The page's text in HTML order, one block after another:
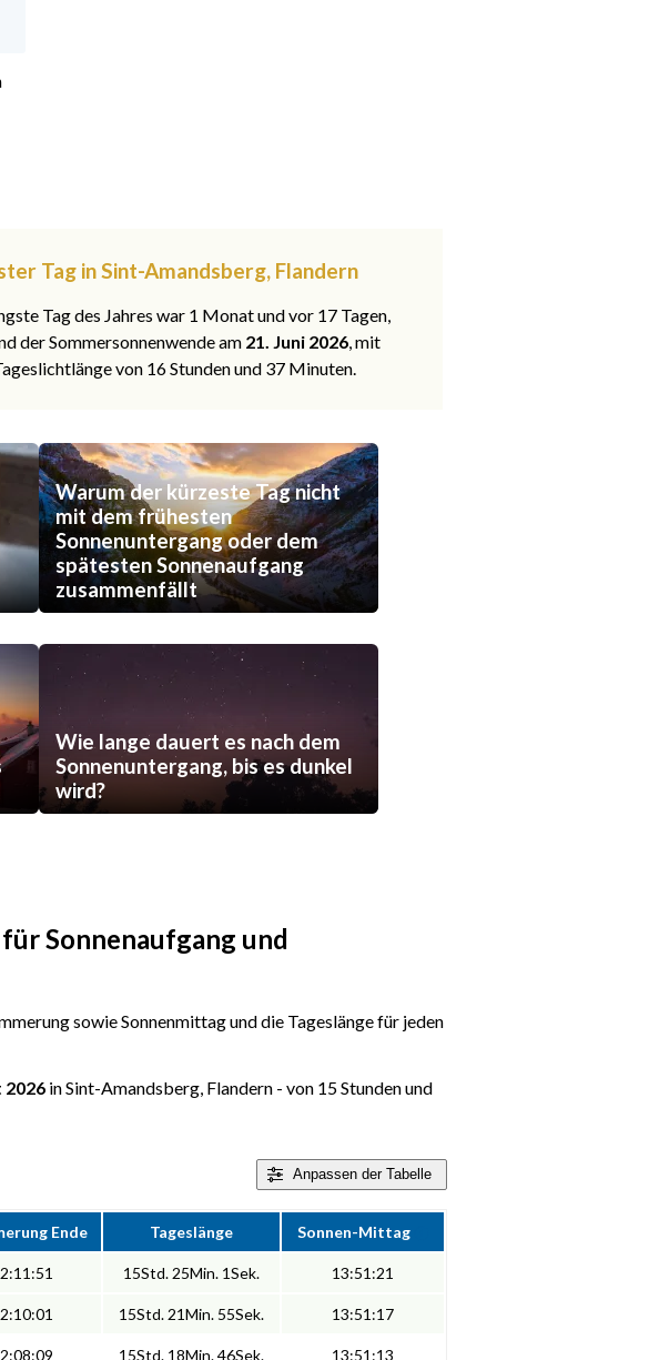
Tag in Sint-Amandsberg, Flandern
Tag des Jahres war 1 Monat und vor 17 Tagen,
der Sommersonnenwende am 21. Juni 2026, mit
von 16 Stunden und 37 Minuten.
Warum der kürzeste Tag nicht
mit dem frühesten
Sonnenuntergang oder dem
spätesten Sonnenaufgang
zusammenfällt
Wie lange dauert es nach dem
Sonnenuntergang, bis es dunkel
wird?
Sonnenaufgang und
sowie Sonnenmittag und die Tageslänge für jeden
2026 in Sint-Amandsberg, Flandern - von 15 Stunden und
Anpassen der Tabelle
Ende Tageslänge Sonnen-Mittag
15Std. 25Min. 1Sek. 13:51:21
15Std. 21Min. 55Sek. 13:51:17
15Std. 18Min. 46Sek. 13:51:13